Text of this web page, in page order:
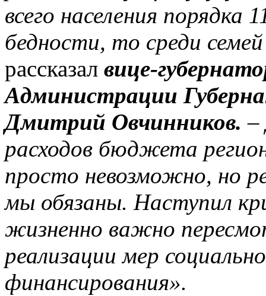
всего населения порядка
бедности, то среди
рассказал вице-
Администрации
Дмитрий Овчинников. –
расходов бюджета
просто невозможно, но
мы обязаны. Наступил
жизненно важно
реализации мер
финансирования».